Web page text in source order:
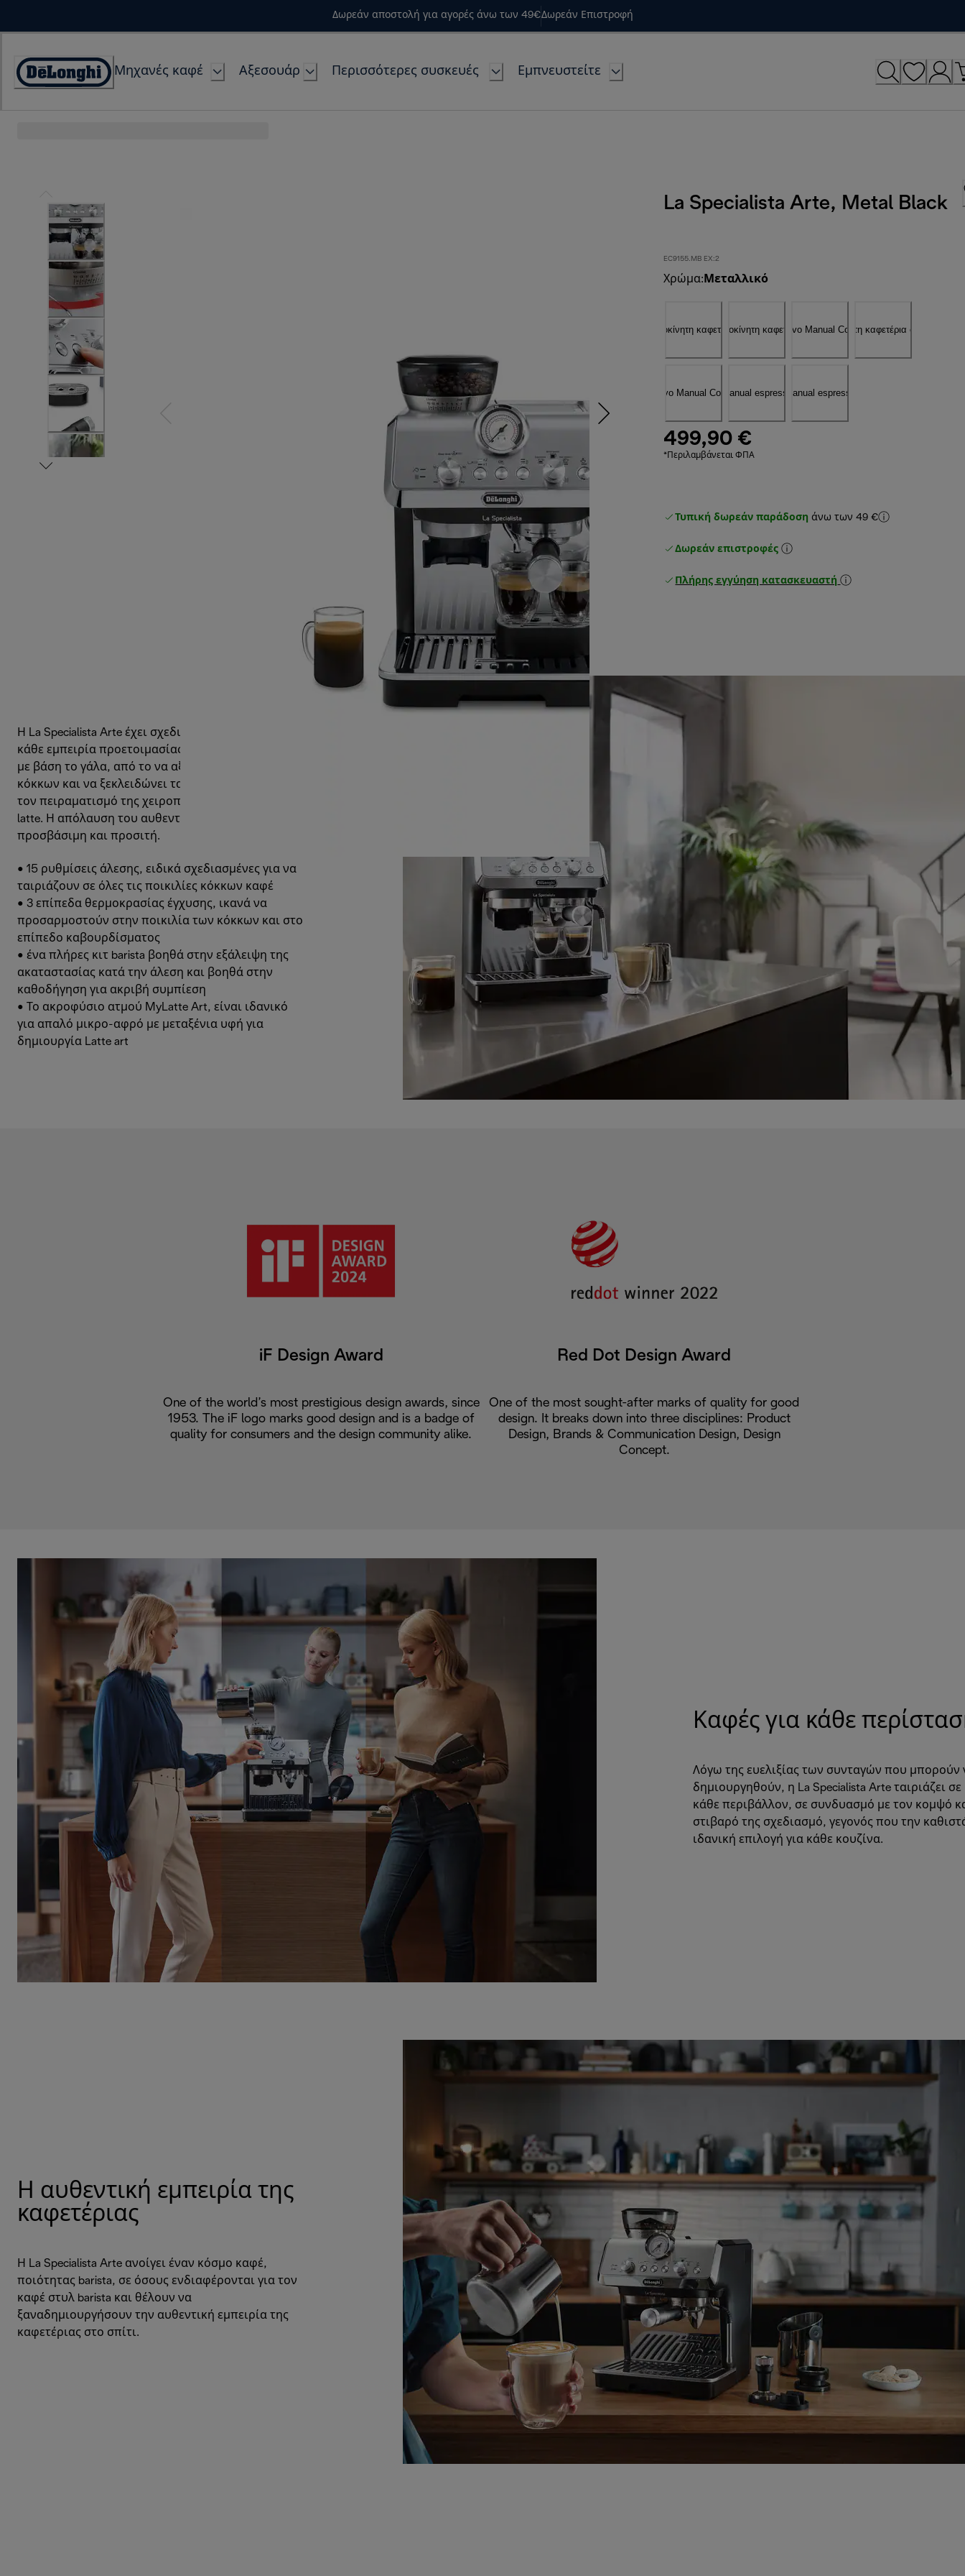
Δωρεάν αποστολή για αγορές άνω των 49€Δωρεάν Επιστροφή
Accessibility
Μηχανές καφέ Αξεσουάρ Περισσότερες συσκευές Εμπνευστείτε
La Specialista Arte, Metal Black
EC9155.MB EX:2
Χρώμα: Μεταλλικό
499,90 €
*Περιλαμβάνεται ΦΠΑ
Τυπική δωρεάν παράδοση άνω των 49 €
Δωρεάν επιστροφές
Πλήρης εγγύηση κατασκευαστή
Η La Specialista Arte έχει σχεδιαστεί για να ενισχύει
κάθε εμπειρία προετοιμασίας καφέ και ροφημάτων
με βάση το γάλα, από το να αξιοποιεί κάθε τύπο
κόκκων και να ξεκλειδώνει τα αρώματα τους, μέχρι
τον πειραματισμό της χειροποίητης τέχνης του
latte. Η απόλαυση του αυθεντικού καφέ είναι
προσβάσιμη και προσιτή.
• 15 ρυθμίσεις άλεσης, ειδικά σχεδιασμένες για να
ταιριάζουν σε όλες τις ποικιλίες κόκκων καφέ
• 3 επίπεδα θερμοκρασίας έγχυσης, ικανά να
προσαρμοστούν στην ποικιλία των κόκκων και στο
επίπεδο καβουρδίσματος
• ένα πλήρες κιτ barista βοηθά στην εξάλειψη της
ακαταστασίας κατά την άλεση και βοηθά στην
καθοδήγηση για ακριβή συμπίεση
• Το ακροφύσιο ατμού MyLatte Art, είναι ιδανικό
για απαλό μικρο-αφρό με μεταξένια υφή για
δημιουργία Latte art
iF Design Award
One of the world’s most prestigious design awards, since
1953. The iF logo marks good design and is a badge of
quality for consumers and the design community alike.
Red Dot Design Award
One of the most sought-after marks of quality for good
design. It breaks down into three disciplines: Product
Design, Brands & Communication Design, Design
Concept.
Καφές για κάθε
Λόγω της ευελιξίας των συνταγών που μπορούν
δημιουργηθούν, η La Specialista Arte ταιριάζει σε
κάθε περιβάλλον, σε συνδυασμό με τον κομψό
στιβαρό της σχεδιασμό, γεγονός που την
ιδανική επιλογή για κάθε κουζίνα.
Η αυθεντική εμπειρία της
καφετέριας
Η La Specialista Arte ανοίγει έναν κόσμο καφέ,
ποιότητας barista, σε όσους ενδιαφέρονται για τον
καφέ στυλ barista και θέλουν να
ξαναδημιουργήσουν την αυθεντική εμπειρία της
καφετέριας στο σπίτι.